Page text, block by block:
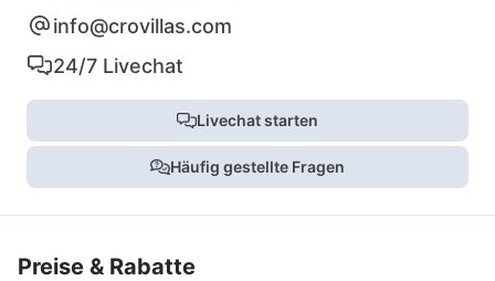
info@crovillas.com
24/7 Livechat
Livechat starten
Häufig gestellte Fragen
Preise & Rabatte